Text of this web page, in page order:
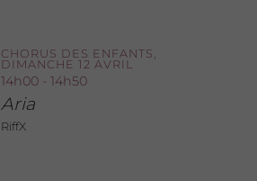
CHORUS DES ENFANTS,
DIMANCHE 12 AVRIL
14h00 - 14h50
Aria
RiffX